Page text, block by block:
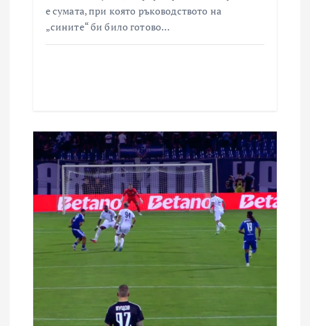
е сумата, при която ръководството на
„сините“ би било готово…